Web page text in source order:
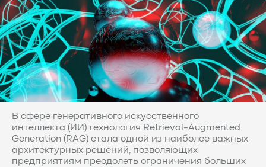
В сфере генеративного искусственного
интеллекта (ИИ) технология Retrieval-Augmented
Generation (RAG) стала одной из наиболее важных
архитектурных решений, позволяющих
предприятиям преодолеть ограничения больших